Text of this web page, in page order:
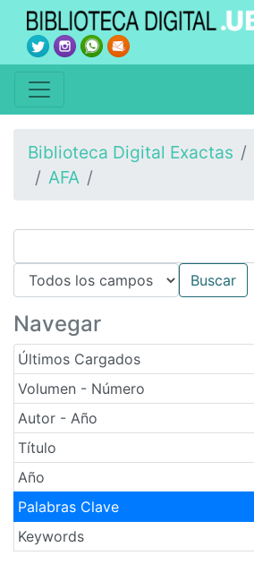
Biblioteca Digital Exactas
AFA
Navegar
Últimos Cargados
Volumen - Número
Autor - Año
Título
Año
Palabras Clave
Keywords